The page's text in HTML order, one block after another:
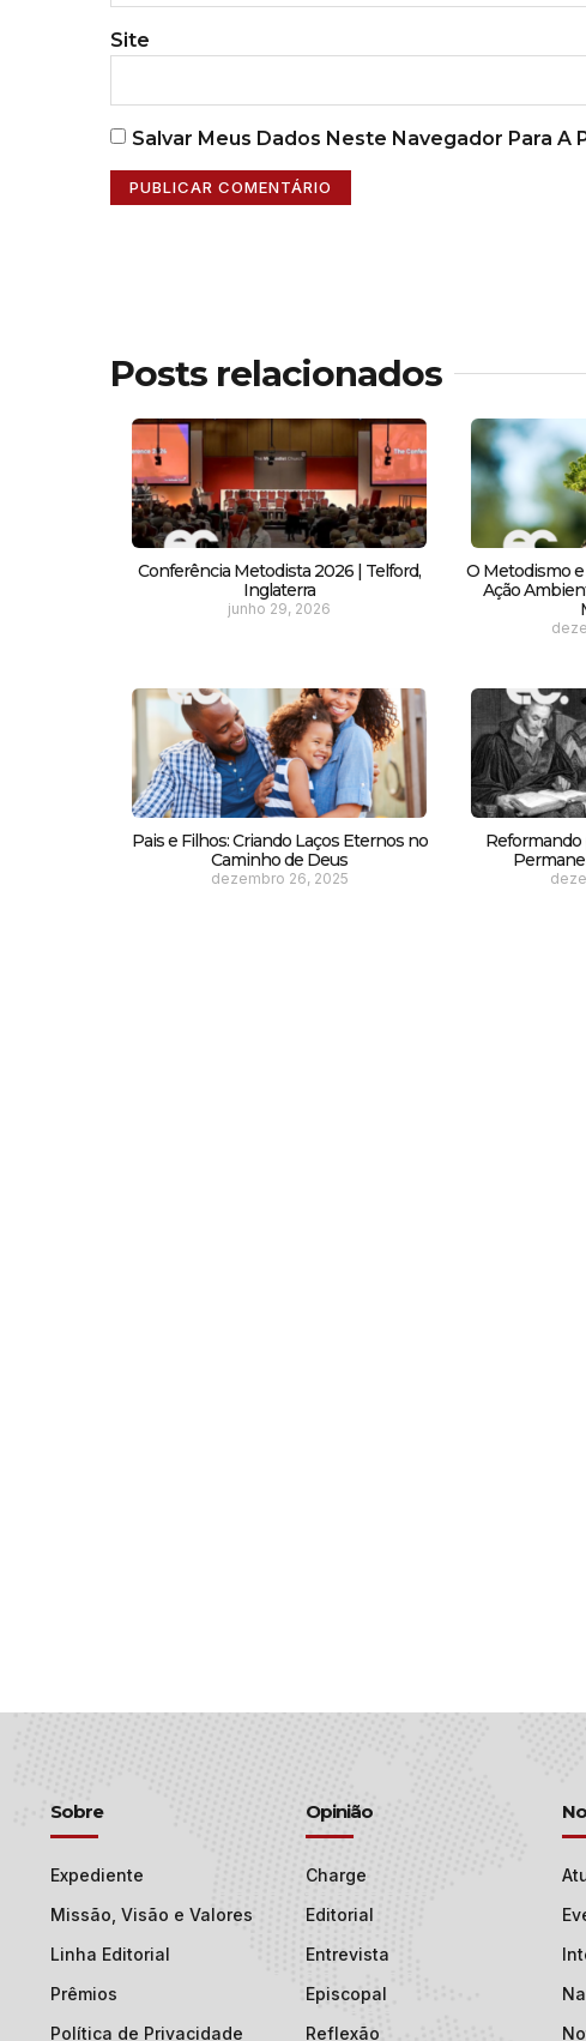
Site
Salvar Meus Dados Neste Navegador Para A
Posts relacionados
Conferência Metodista 2026 | Telford,
Inglaterra
junho 29, 2026
O Metodismo e
Ação
Pais e Filhos: Criando Laços Eternos no
Caminho de Deus
dezembro 26, 2025
Reformando
Sobre
Expediente
Missão, Visão e Valores
Linha Editorial
Prêmios
Política de Privacidade
Opinião
Charge
Editorial
Entrevista
Episcopal
Reflexão